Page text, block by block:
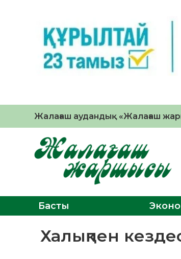
Жалағаш аудандық «Жалағаш
Басты
Халықпен